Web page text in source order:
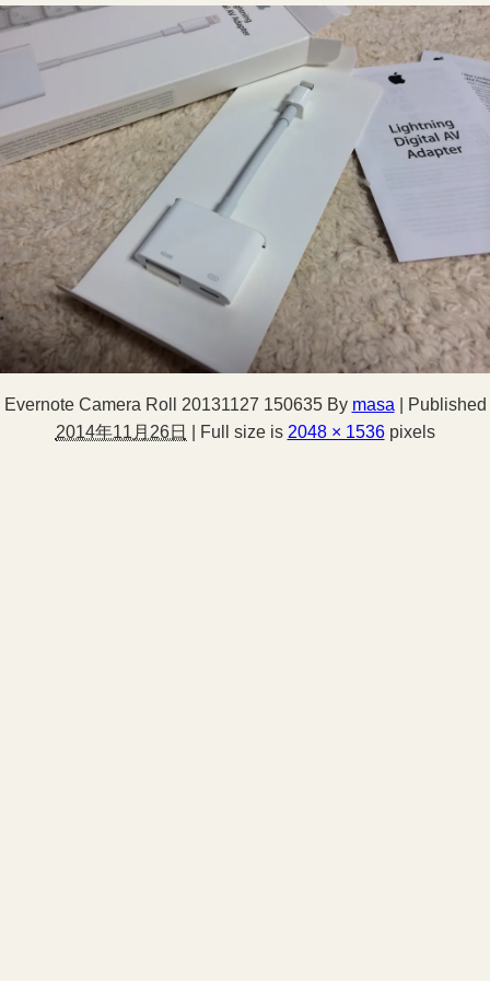
Evernote Camera Roll 20131127 150635 By masa
Published
2014年11月26日
Full size is 2048 × 1536pixels